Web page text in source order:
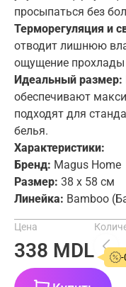
просыпаться без
Терморегуляция и
отводит лишнюю
ощущение прохлады
Идеальный размер:
обеспечивают
подходят для
белья.
Характеристики:
Бренд: Magus Home
Размер: 38 x 58 см
Линейка: Bamboo
Цена
338 MDL -
Ваш
Корзина
Ваша